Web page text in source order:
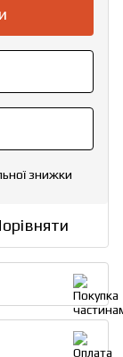
знижки